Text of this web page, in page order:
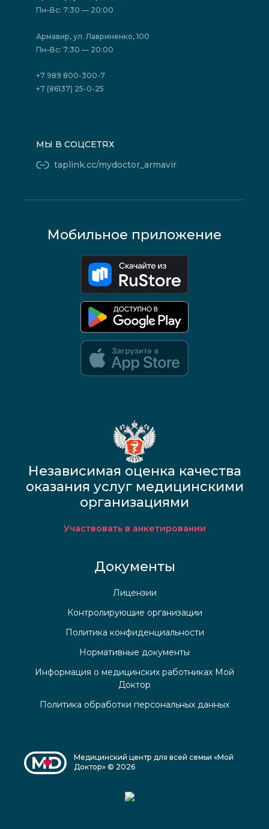
Политика конфиденциальности
Акции
Отзывы
Государственные программы
Юридическим лицам
Пн–Вс: 7:30 — 20:00
Армавир, ул. Лавриненко, 100
Пн–Вс: 7:30 — 20:00
+7 989 800-300-7
+7 (86137) 25-0-25
МЫ В СОЦСЕТЯХ
taplink.cc/mydoctor_armavir
Мобильное приложение
Независимая оценка качества
оказания услуг медицинскими
организациями
Участвовать в анкетировании
Документы
Лицензии
Контролирующие организации
Политика конфиденциальности
Нормативные документы
Информация о медицинских работниках Мой
Доктор
Политика обработки персональных данных
Медицинский центр для всей семьи «Мой
Доктор» © 2026